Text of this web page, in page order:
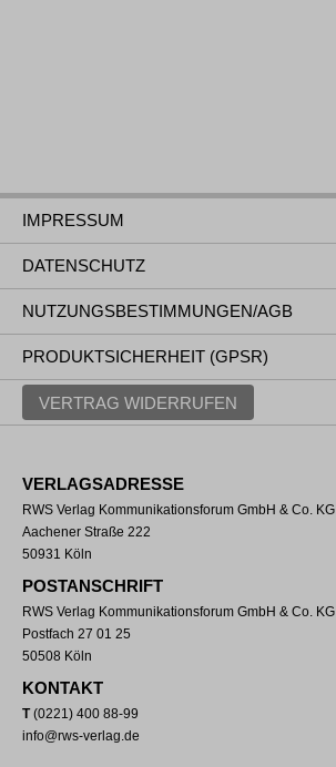
IMPRESSUM
DATENSCHUTZ
NUTZUNGSBESTIMMUNGEN/AGB
PRODUKTSICHERHEIT (GPSR)
VERTRAG WIDERRUFEN
VERLAGSADRESSE
RWS Verlag Kommunikationsforum GmbH & Co. KG
Aachener Straße 222
50931 Köln
POSTANSCHRIFT
RWS Verlag Kommunikationsforum GmbH & Co. KG
Postfach 27 01 25
50508 Köln
KONTAKT
T(0221) 400 88-99
info@rws-verlag.de